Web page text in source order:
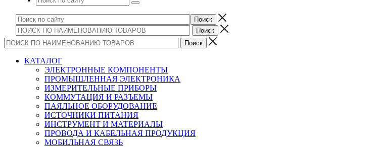
КАТАЛОГ
ЭЛЕКТРОННЫЕ КОМПОНЕНТЫ
ПРОМЫШЛЕННАЯ ЭЛЕКТРОНИКА
ИЗМЕРИТЕЛЬНЫЕ ПРИБОРЫ
КОММУТАЦИЯ И РАЗЪЕМЫ
ПАЯЛЬНОЕ ОБОРУДОВАНИЕ
ИСТОЧНИКИ ПИТАНИЯ
ИНСТРУМЕНТ И МАТЕРИАЛЫ
ПРОВОДА И КАБЕЛЬНАЯ ПРОДУКЦИЯ
МОБИЛЬНАЯ СВЯЗЬ